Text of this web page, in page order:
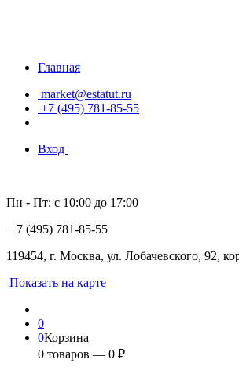
Главная
market@estatut.ru
+7 (495) 781-85-55
Вход
Пн - Пт: с 10:00 до 17:00
+7 (495) 781-85-55
119454, г. Москва, ул. Лобачевского, 92,
Показать на карте
0
0Корзина
0 товаров — 0 ₽